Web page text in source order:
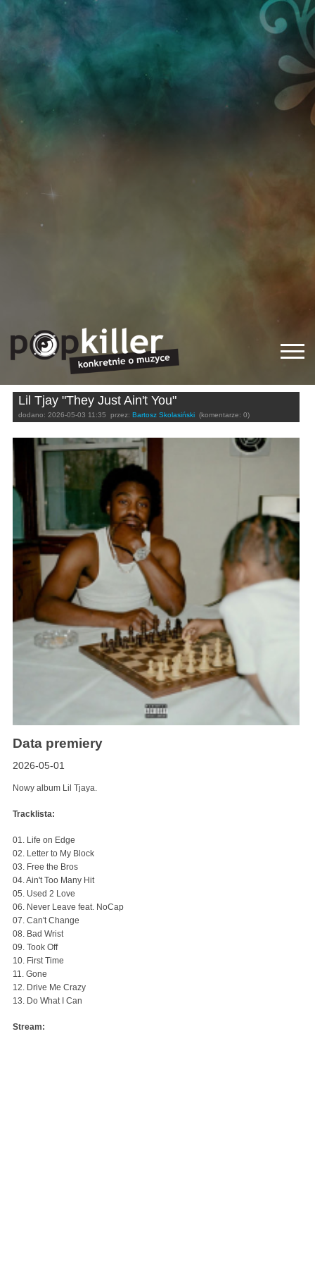
Lil Tjay "They Just Ain't You"
dodano: 2026-05-03 11:35 przez: Bartosz Skolasiński (komentarze: 0)
Data premiery
2026-05-01
Nowy album Lil Tjaya.
Tracklista:
01. Life on Edge
02. Letter to My Block
03. Free the Bros
04. Ain't Too Many Hit
05. Used 2 Love
06. Never Leave feat. NoCap
07. Can't Change
08. Bad Wrist
09. Took Off
10. First Time
11. Gone
12. Drive Me Crazy
13. Do What I Can
Stream: